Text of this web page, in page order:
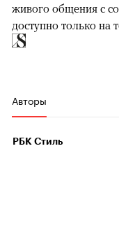
живого общения с
доступно только на
Авторы
РБК Стиль